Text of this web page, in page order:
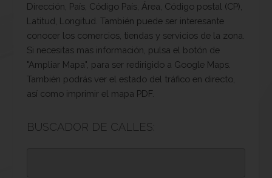
Dirección, País, Código País, Área, Código postal (CP),
Latitud, Longitud. También puede ser interesante
conocer los comercios, tiendas y servicios de la zona.
Si necesitas mas información, pulsa el botón de
"Ampliar Mapa", para ser redirigido a Google Maps.
También podrás ver el estado del tráfico en directo,
así como imprimir el mapa PDF.
BUSCADOR DE CALLES: